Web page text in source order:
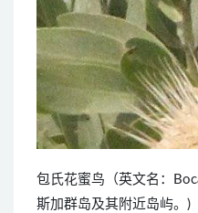
包氏花蜜鸟（英文名：
斯加群岛及其附近岛屿。)